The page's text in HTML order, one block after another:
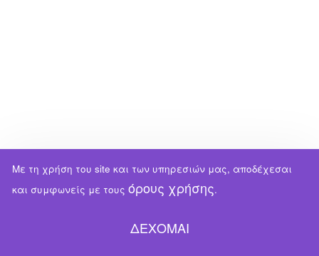
Με τη χρήση του site και των υπηρεσιών μας, αποδέχεσαι
και συμφωνείς με τους όρους χρήσης.
ΔΕΧΟΜΑΙ